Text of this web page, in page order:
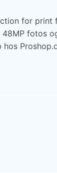
for
fotos